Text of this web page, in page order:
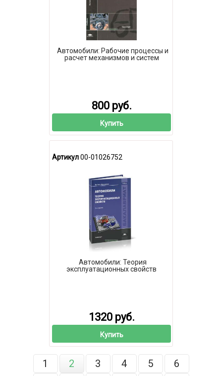
Автомобили: Рабочие процессы и
расчет механизмов и систем
800 руб.
Купить
Артикул00-01026752
Автомобили: Теория
эксплуатационных свойств
1320 руб.
Купить
1 2 3 4 5
6